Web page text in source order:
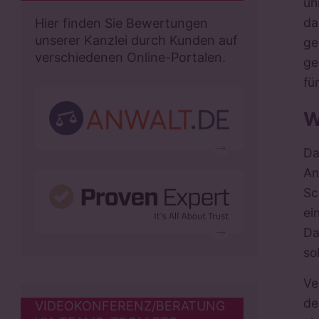
Hier finden Sie Bewertungen
unserer Kanzlei durch Kunden auf
verschiedenen Online-Portalen.
VIDEOKONFERENZ/BERATUNG